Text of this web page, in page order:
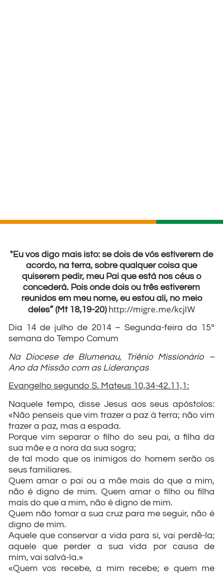
"Eu vos digo mais isto: se dois de vós estiverem de
acordo, na terra, sobre qualquer coisa que
quiserem pedir, meu Pai que está nos céus o
concederá. Pois onde dois ou três estiverem
reunidos em meu nome, eu estou ali, no meio
deles” (Mt 18,19-20) http://migre.me/kcjIW
Dia 14 de julho de 2014 – Segunda-feira da 15ª
semana do Tempo Comum
Na Diocese de Blumenau, Triênio Missionário –
Ano da Missão com as Lideranças
Evangelho segundo S. Mateus 10,34-42.11,1:
Naquele tempo, disse Jesus aos seus apóstolos:
«Não penseis que vim trazer a paz à terra; não vim
trazer a paz, mas a espada.
Porque vim separar o filho do seu pai, a filha da
sua mãe e a nora da sua sogra;
de tal modo que os inimigos do homem serão os
seus familiares.
Quem amar o pai ou a mãe mais do que a mim,
não é digno de mim. Quem amar o filho ou filha
mais do que a mim, não é digno de mim.
Quem não tomar a sua cruz para me seguir, não é
digno de mim.
Aquele que conservar a vida para si, vai perdê-la;
aquele que perder a sua vida por causa de
mim, vai salvá-la.»
«Quem vos recebe, a mim recebe; e quem me